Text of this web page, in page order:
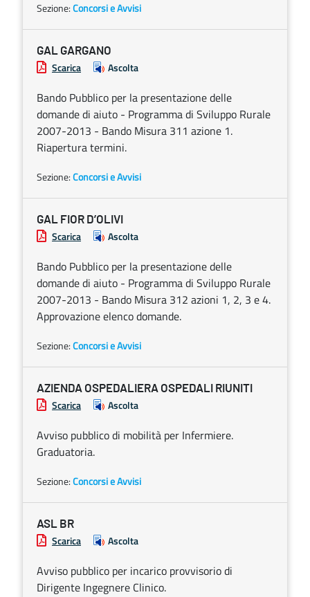
Sezione:Concorsi e Avvisi
GAL GARGANO
Scarica Ascolta
Bando Pubblico per la presentazione delle
domande di aiuto - Programma di Sviluppo Rurale
2007-2013 - Bando Misura 311 azione 1.
Riapertura termini.
Sezione:Concorsi e Avvisi
GAL FIOR D’OLIVI
Scarica Ascolta
Bando Pubblico per la presentazione delle
domande di aiuto - Programma di Sviluppo Rurale
2007-2013 - Bando Misura 312 azioni 1, 2, 3 e 4.
Approvazione elenco domande.
Sezione:Concorsi e Avvisi
AZIENDA OSPEDALIERA OSPEDALI RIUNITI
Scarica Ascolta
Avviso pubblico di mobilità per Infermiere.
Graduatoria.
Sezione:Concorsi e Avvisi
ASL BR
Scarica Ascolta
Avviso pubblico per incarico provvisorio di
Dirigente Ingegnere Clinico.